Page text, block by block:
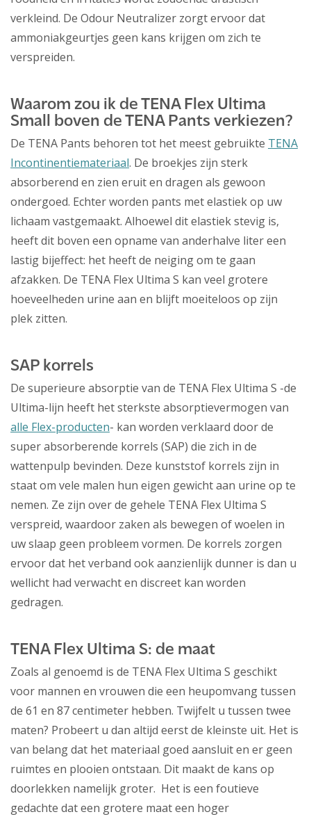
verkleind. De Odour Neutralizer zorgt ervoor dat
ammoniakgeurtjes geen kans krijgen om zich te
verspreiden.
Waarom zou ik de TENA Flex Ultima
Small boven de TENA Pants verkiezen?
De TENA Pants behoren tot het meest gebruikte TENA
Incontinentiemateriaal. De broekjes zijn sterk
absorberend en zien eruit en dragen als gewoon
ondergoed. Echter worden pants met elastiek op uw
lichaam vastgemaakt. Alhoewel dit elastiek stevig is,
heeft dit boven een opname van anderhalve liter een
lastig bijeffect: het heeft de neiging om te gaan
afzakken. De TENA Flex Ultima S kan veel grotere
hoeveelheden urine aan en blijft moeiteloos op zijn
plek zitten.
SAP korrels
De superieure absorptie van de TENA Flex Ultima S -de
Ultima-lijn heeft het sterkste absorptievermogen van
alle Flex-producten- kan worden verklaard door de
super absorberende korrels (SAP) die zich in de
wattenpulp bevinden. Deze kunststof korrels zijn in
staat om vele malen hun eigen gewicht aan urine op te
nemen. Ze zijn over de gehele TENA Flex Ultima S
verspreid, waardoor zaken als bewegen of woelen in
uw slaap geen probleem vormen. De korrels zorgen
ervoor dat het verband ook aanzienlijk dunner is dan u
wellicht had verwacht en discreet kan worden
gedragen.
TENA Flex Ultima S: de maat
Zoals al genoemd is de TENA Flex Ultima S geschikt
voor mannen en vrouwen die een heupomvang tussen
de 61 en 87 centimeter hebben. Twijfelt u tussen twee
maten? Probeert u dan altijd eerst de kleinste uit. Het is
van belang dat het materiaal goed aansluit en er geen
ruimtes en plooien ontstaan. Dit maakt de kans op
doorlekken namelijk groter. Het is een foutieve
gedachte dat een grotere maat een hoger